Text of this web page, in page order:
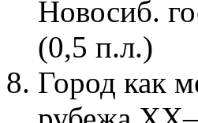
Новосиб.
(0,5 п.л.)
Город как